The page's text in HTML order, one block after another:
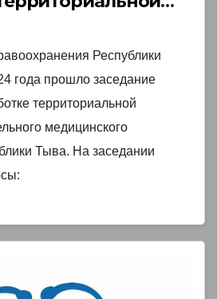
страхования
Республики
года прошло заседание
территориальной
медицинского
Тыва. На заседании